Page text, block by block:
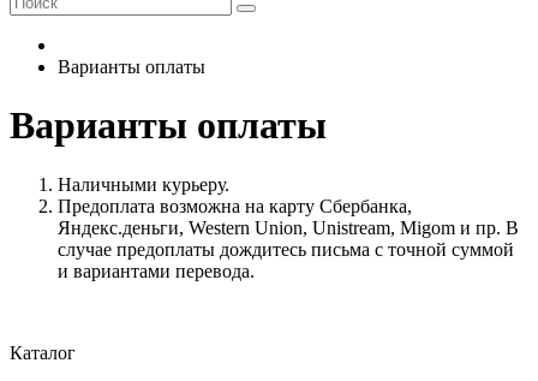
Варианты оплаты
Варианты оплаты
Наличными курьеру.
Предоплата возможна на карту Сбербанка,
Яндекс.деньги, Western Union, Unistream, Migom и пр. В
случае предоплаты дождитесь письма с точной суммой
и вариантами перевода.
Каталог